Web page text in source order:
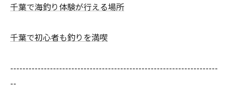
千葉で海釣り体験が行える場所
千葉で初心者も釣りを満喫
--------------------------------------------------------------------
--